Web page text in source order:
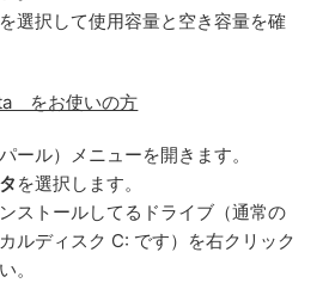
を選択して使用容量と空き容量を確
をお使いの方
パール）メニューを開きます。
を選択します。
ストールしてるドライブ（通常の
ルディスク C: です）を右クリック
。